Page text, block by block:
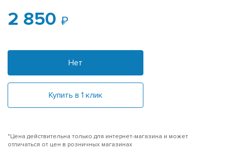
2 850
Нет
Купить в 1 клик
*Цена действительна только для интернет-магазина и может
отличаться от цен в розничных магазинах